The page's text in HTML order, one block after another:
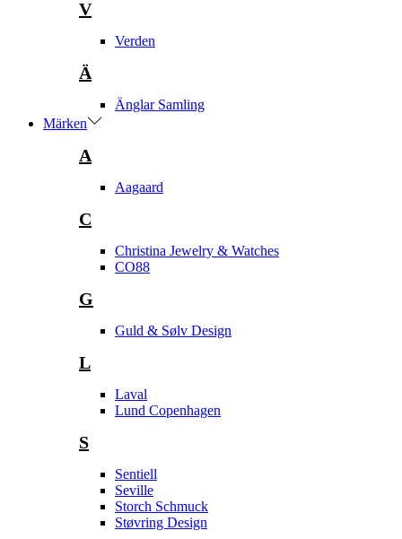
V
Verden
Ä
Änglar Samling
Märken
A
Aagaard
C
Christina Jewelry & Watches
CO88
G
Guld & Sølv Design
L
Laval
Lund Copenhagen
S
Sentiell
Seville
Storch Schmuck
Støvring Design